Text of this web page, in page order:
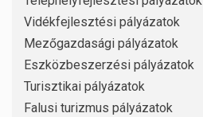
Vidékfejlesztési pályázatok
Mezőgazdasági pályázatok
Eszközbeszerzési pályázatok
Turisztikai pályázatok
Falusi turizmus pályázatok